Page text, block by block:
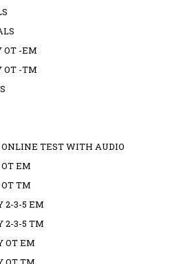
OT -EM
OT -TM
ONLINE TEST WITH AUDIO
EM
OT TM
2-3-5 EM
2-3-5 TM
OT EM